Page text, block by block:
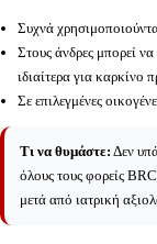
Συχνά
Στους άνδρες μπορεί να
ιδιαίτερα για καρκίνο
Σε επιλεγμένες
Τι να θυμάστε: Δεν
όλους τους φορείς
μετά από ιατρική